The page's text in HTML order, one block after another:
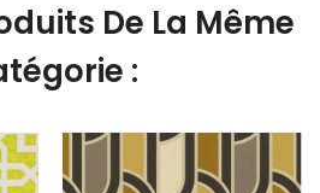
De La Même
: